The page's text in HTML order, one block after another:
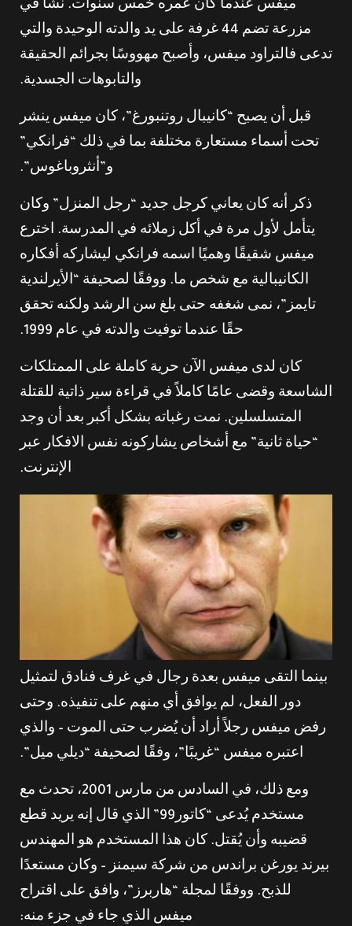
ميفس عندما كان عمره خمس سنوات. نشأ في
مزرعة تضم 44 غرفة على يد والدته الوحيدة والتي
تدعى فالتراود ميفس، وأصبح مهووسًا بجرائم الحقيقة
والتابوهات الجسدية.
قبل أن يصبح “كانيبال روتنبورغ”، كان ميفس ينشر
تحت أسماء مستعارة مختلفة بما في ذلك “فرانكي”
و”أنثروباغوس”.
ذكر أنه كان يعاني كرجل جديد “رجل المنزل” وكان
يتأمل لأول مرة في أكل زملائه في المدرسة. اخترع
ميفس شقيقًا وهميًا اسمه فرانكي ليشاركه أفكاره
الكانيبالية مع شخص ما. ووفقًا لصحيفة “الأيرلندية
تايمز”، نمى شغفه حتى بلغ سن الرشد ولكنه تحقق
حقًا عندما توفيت والدته في عام 1999.
كان لدى ميفس الآن حرية كاملة على الممتلكات
الشاسعة وقضى عامًا كاملاً في قراءة سير ذاتية للقتلة
المتسلسلين. نمت رغباته بشكل أكبر بعد أن وجد
“حياة ثانية” مع أشخاص يشاركونه نفس الافكار عبر
الإنترنت.
بينما التقى ميفس بعدة رجال في غرف فنادق لتمثيل
دور الفعل، لم يوافق أي منهم على تنفيذه. وحتى
رفض ميفس رجلاً أراد أن يُضرب حتى الموت – والذي
اعتبره ميفس “غريبًا”، وفقًا لصحيفة “ديلي ميل”.
ومع ذلك، في السادس من مارس 2001، تحدث مع
مستخدم يُدعى “كاتور99” الذي قال إنه يريد قطع
قضيبه وأن يُقتل. كان هذا المستخدم هو المهندس
بيرند يورغن براندس من شركة سيمنز – وكان مستعدًا
للذبح. ووفقًا لمجلة “هاربرز”، وافق على اقتراح
ميفس الذي جاء في جزء منه: